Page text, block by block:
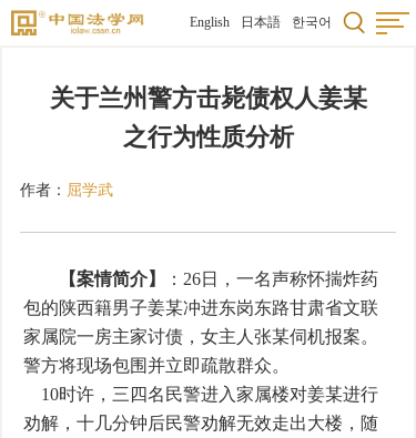
English 日本語 한국어
关于兰州警方击毙债权人姜某
之行为性质分析
作者： 屈学武
【案情简介】
：26日，一名声称怀揣炸药
包的陕西籍男子姜某冲进东岗东路甘肃省文联
家属院一房主家讨债，女主人张某伺机报案。
警方将现场包围并立即疏散群众。
10时许，三四名民警进入家属楼对姜某进行
劝解，十几分钟后民警劝解无效走出大楼，随